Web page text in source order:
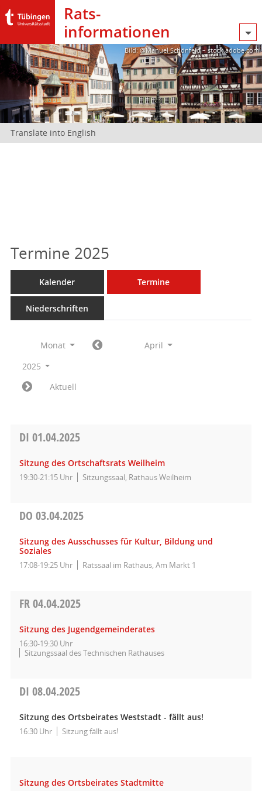
Rats­
informationen
Bild: @Manuel Schönfeld – stock.adobe.com
Translate into English
Termine 2025
Kalender Termine
Niederschriften
Monat
April
2025
Aktuell
DI 01.04.2025
Sitzung des Ortschaftsrats Weilheim
19:30-21:15 Uhr Sitzungssaal, Rathaus Weilheim
DO 03.04.2025
Sitzung des Ausschusses für Kultur, Bildung und
Soziales
17:08-19:25 Uhr Ratssaal im Rathaus, Am Markt 1
FR04.04.2025
Sitzung des Jugendgemeinderates
16:30-19:30 Uhr
Sitzungssaal des Technischen Rathauses
DI 08.04.2025
Sitzung des Ortsbeirates Weststadt - fällt aus!
16:30 Uhr Sitzung fällt aus!
Sitzung des Ortsbeirates Stadtmitte